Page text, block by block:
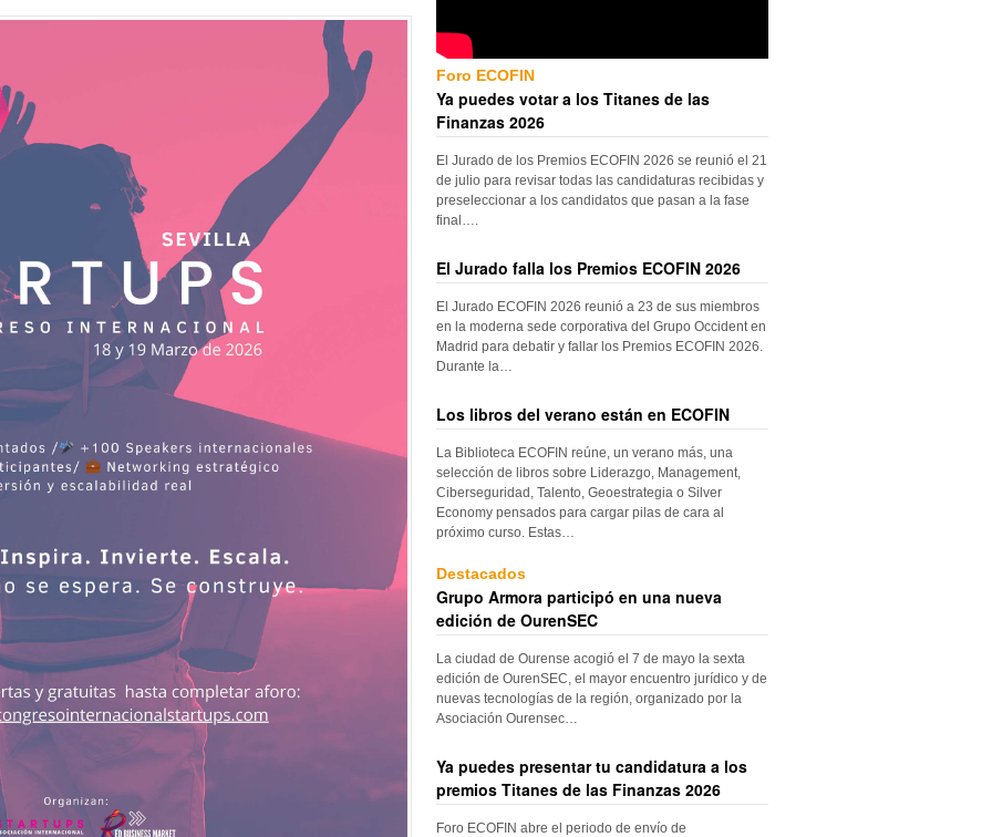
Foro ECOFIN
Ya puedes votar a los Titanes de las
Finanzas 2026
El Jurado de los Premios ECOFIN 2026 se reunió el 21
de julio para revisar todas las candidaturas recibidas y
preseleccionar a los candidatos que pasan a la fase
final….
El Jurado falla los Premios ECOFIN 2026
El Jurado ECOFIN 2026 reunió a 23 de sus miembros
en la moderna sede corporativa del Grupo Occident en
Madrid para debatir y fallar los Premios ECOFIN 2026.
Durante la…
Los libros del verano están en ECOFIN
La Biblioteca ECOFIN reúne, un verano más, una
selección de libros sobre Liderazgo, Management,
Ciberseguridad, Talento, Geoestrategia o Silver
Economy pensados para cargar pilas de cara al
próximo curso. Estas…
Destacados
Grupo Armora participó en una nueva
edición de OurenSEC
La ciudad de Ourense acogió el 7 de mayo la sexta
edición de OurenSEC, el mayor encuentro jurídico y de
nuevas tecnologías de la región, organizado por la
Asociación Ourensec…
Ya puedes presentar tu candidatura a los
premios Titanes de las Finanzas 2026
Foro ECOFIN abre el periodo de envío de